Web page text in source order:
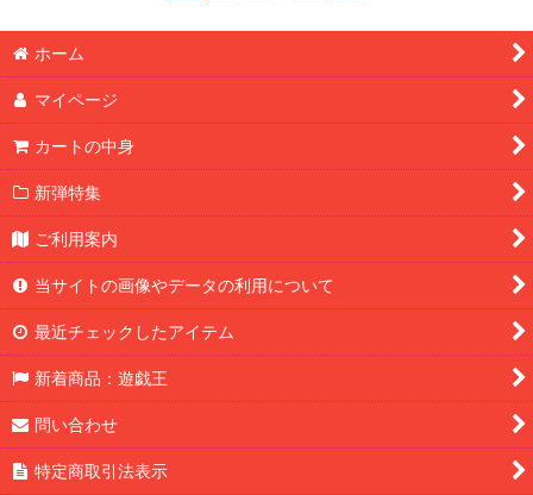
ホーム
マイページ
カートの中身
新弾特集
ご利用案内
当サイトの画像やデータの利用について
最近チェックしたアイテム
新着商品：遊戯王
問い合わせ
特定商取引法表示